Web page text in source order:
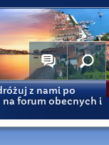
z nami po
na forum obecnych i